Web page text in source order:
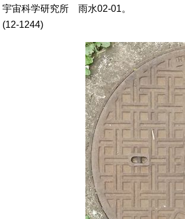
宇宙科学研究所 雨水02-01。
(12-1244)